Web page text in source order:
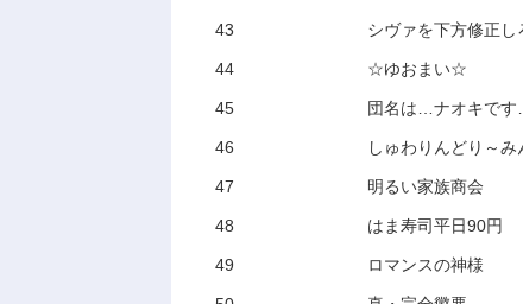
43 シヴァを下方修正し
44 ☆ゆおまい☆
45 団名は…ナオキで
46 しゅわりんどり～み
47 明るい家族商会
48 はま寿司平日90円
49 ロマンスの神様